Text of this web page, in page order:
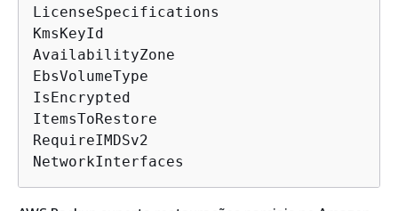
LicenseSpecifications
KmsKeyId
AvailabilityZone
EbsVolumeType
IsEncrypted
ItemsToRestore
RequireIMDSv2
NetworkInterfaces